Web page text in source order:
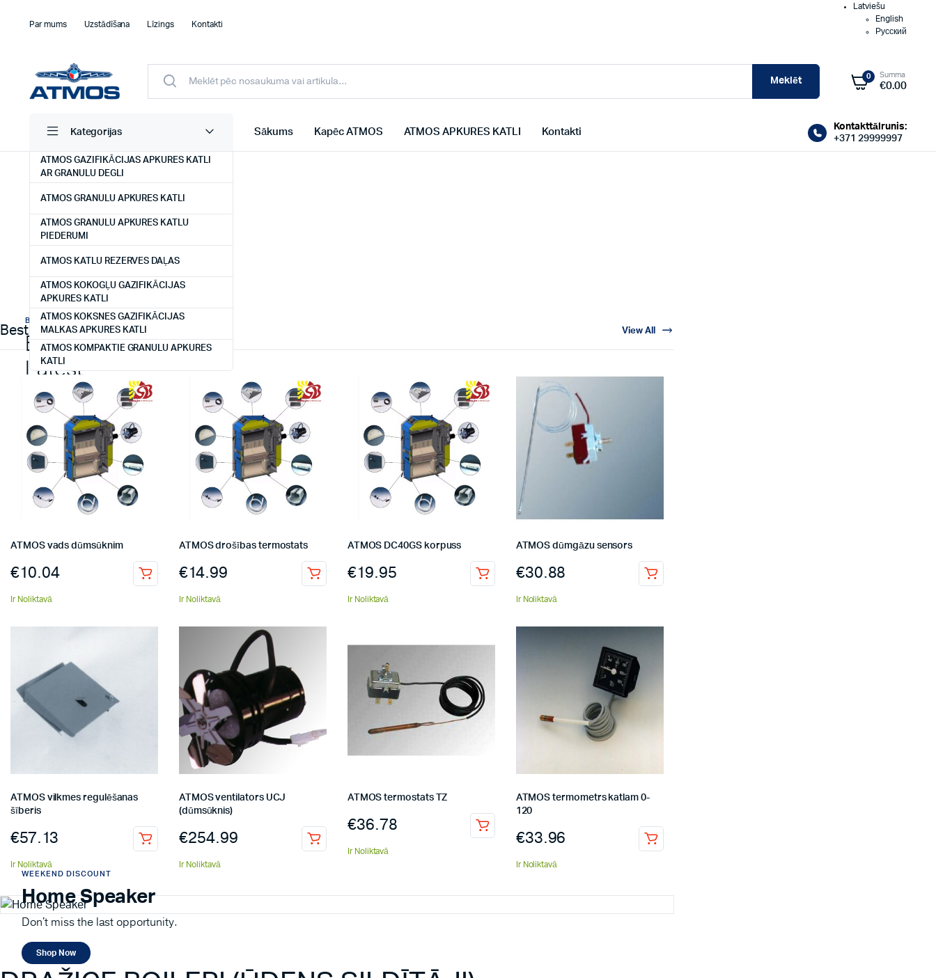
Par mums Uzstādīšana Līzings Kontakti
Latviešu
English
Русский
Meklēt 0 Summa
€0.00
Kategorijas
ATMOS GAZIFIKĀCIJAS APKURES KATLI
AR GRANULU DEGLI
ATMOS GRANULU APKURES KATLI
ATMOS GRANULU APKURES KATLU
PIEDERUMI
ATMOS KATLU REZERVES DAĻAS
ATMOS KOKOGĻU GAZIFIKĀCIJAS
APKURES KATLI
ATMOS KOKSNES GAZIFIKĀCIJAS
MALKAS APKURES KATLI
ATMOS KOMPAKTIE GRANULU APKURES
KATLI
Sākums Kapēc ATMOS ATMOS APKURES KATLI Kontakti
Kontakttālrunis:
+371 29999997
BEST SELLER
Buy The
Latest
iPhone XS
Pro
Pellentesque habitant morbi
tristique senectus.
Shop Now
AUGSTA KVALITĀTE UN LEĢENDĀRA IZTURĪBA
Augstākas klases ūdens
sildītāji
Best Sellers View All
ATMOS vads dūmsūknim
€10.04
Ir Noliktavā
ATMOS drošības termostats
€14.99
Ir Noliktavā
ATMOS DC40GS korpuss
€19.95
Ir Noliktavā
ATMOS dūmgāzu sensors
€30.88
Ir Noliktavā
ATMOS vilkmes regulēšanas
šīberis
€57.13
Ir Noliktavā
ATMOS ventilators UCJ
(dūmsūknis)
€254.99
Ir Noliktavā
ATMOS termostats TZ
€36.78
Ir Noliktavā
ATMOS termometrs katlam 0-
120
€33.96
Ir Noliktavā
WEEKEND DISCOUNT
Home Speaker
Don't miss the last opportunity.
Shop Now